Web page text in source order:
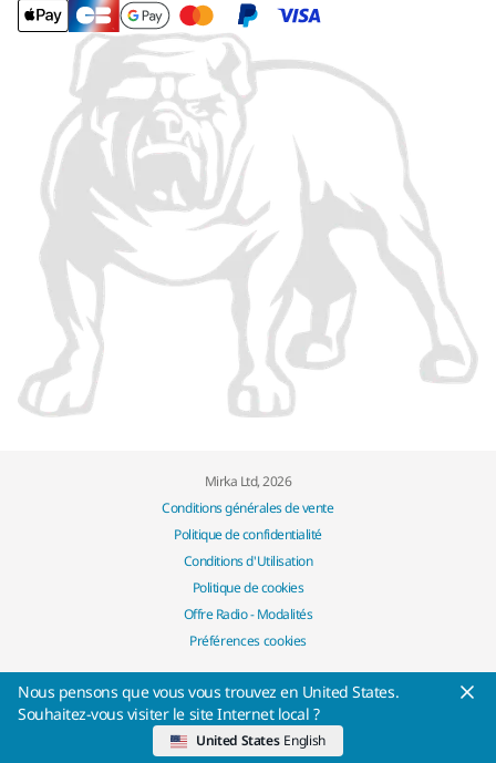
Mirka Ltd, 2026
Conditions générales de vente
Politique de confidentialité
Conditions d'Utilisation
Politique de cookies
Offre Radio - Modalités
Préférences cookies
Nous pensons que vous vous trouvez en United States.
Souhaitez-vous visiter le site Internet local ?
United States English